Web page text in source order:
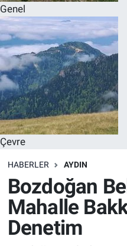
Genel
Çevre
HABERLER AYDIN
Bozdoğan
Mahalle
Denetim